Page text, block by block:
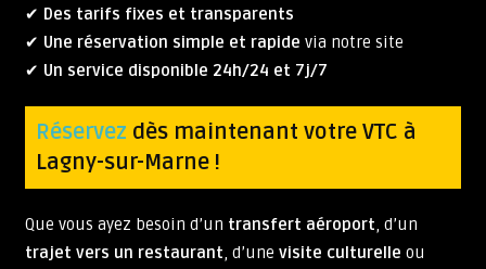
✔ Des tarifs fixes et transparents
✔ Une réservation simple et rapide via notre site
✔ Un service disponible 24h/24 et 7j/7
Réservez dès maintenant votre VTC à
Lagny-sur-Marne !
Que vous ayez besoin d’un transfert aéroport, d’un
trajet vers un restaurant, d’une visite culturelle ou